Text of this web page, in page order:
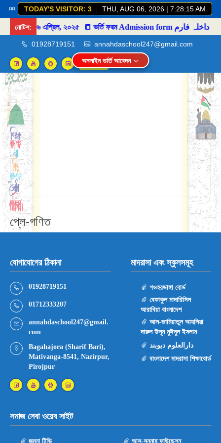
TODAY'S VISITOR: 3 THU, AUG 06, 2026 | 7:28:15 AM
নোটিশ:১৬ এপ্রিল, ২০২৫ 📒 ভর্তি ফরম Admission form داخلہ فارم
01928719151 annahdaschool247@gmail.com
Login
অনলাইন ভর্তি আবেদন
প্লে-গণিত
যোগাযোগের ঠিকানা
01928719151
01712333207
annahdaschool247@gmail.
com
Bagahajora (Sharif Bari),
Mativanga-8541, Nazirpur,
Pirojpur
মাদরাসা এবং স্কুলসমূহ
গওহরডাঙ্গা বোর্ড
বেফাকুল মাদারিসিল
আরাবিয়া বাংলাদেশ
আল-জামিয়াতুল আহলিয়া
দারুল উলূম মুঈনুল ইসলাম
دارال‏علوم دیوبند
বাংলাদেশ মাদরাসা শিক্ষাবোর্ড
সমাজ সেবা ওয়েব সাইট
জমুনা টিভি আস-সুন্নাহ ফাউন্ডেশন